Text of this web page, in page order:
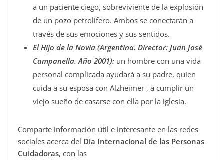
a un paciente ciego, sobreviviente de la explosión
de un pozo petrolífero. Ambos se conectarán a
través de sus emociones y sus sentidos.
El Hijo de la Novia (Argentina. Director: Juan José
Campanella. Año 2001): un hombre con una vida
personal complicada ayudará a su padre, quien
cuida a su esposa con Alzheimer , a cumplir un
viejo sueño de casarse con ella por la iglesia.
Comparte información útil e interesante en las redes
sociales acerca del Día Internacional de las Personas
Cuidadoras, con las